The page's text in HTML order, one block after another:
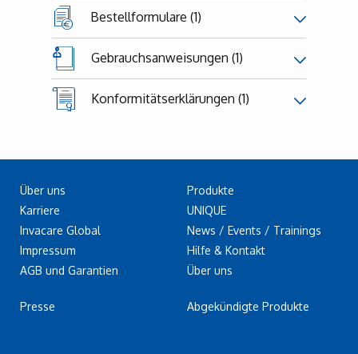
Bestellformulare (1)
Gebrauchsanweisungen (1)
Konformitätserklärungen (1)
Über uns
Karriere
Invacare Global
Impressum
AGB und Garantien
Presse
Produkte
UNIQUE
News / Events / Trainings
Hilfe & Kontakt
Über uns
Abgekündigte Produkte